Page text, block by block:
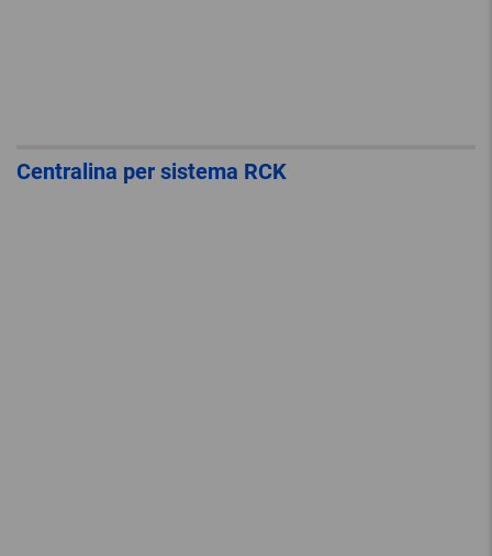
Centralina per sistema RCK